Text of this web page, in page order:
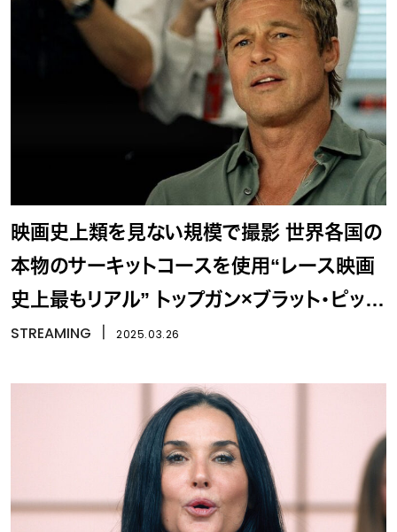
映画史上類を見ない規模で撮影 世界各国の
本物のサーキットコースを使用“レース映画
史上最もリアル” トップガン×ブラット・ピット
『F1／エフワン』
STREAMING 2025.03.26